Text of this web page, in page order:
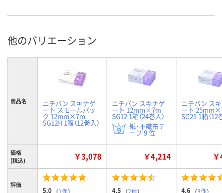
他のバリエーション
商品名 ニチバン スキナゲ
ート スモールパッ
ク 12mm×7m
SG12H 1箱（12巻入）
ニチバン スキナゲ
ート 12mm×7m
SG12 1箱（24巻入）
紙・不織布テ
ープ 9 位
ニチバン ス
ート
SG25 1箱（12
価格
(税込)
￥3,078 ￥4,214
評価
5.0 （1件） 4.5 （2件） 4.6 （3件）